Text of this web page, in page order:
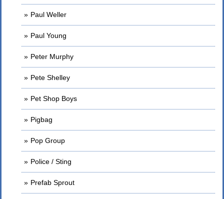
Paul Weller
Paul Young
Peter Murphy
Pete Shelley
Pet Shop Boys
Pigbag
Pop Group
Police / Sting
Prefab Sprout